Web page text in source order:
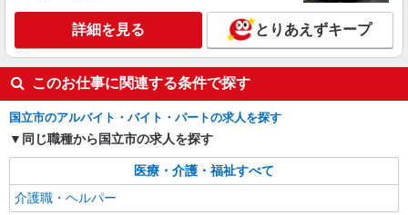
国立市 来社不要/面接なし
キープ 詳細を見る
詳細を見る とりあえずキープ
このお仕事に関連する条件で探す
国立市のアルバイト・バイト・パートの求人を探す
同じ職種から国立市の求人を探す
医療・介護・福祉すべて
介護職・ヘルパー